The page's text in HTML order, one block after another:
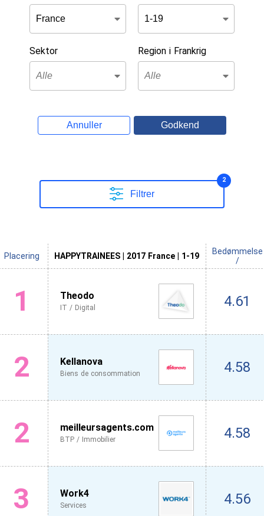
Sektor Region i Frankrig
Annuller Godkend
Filtrer
2
Placering HAPPYTRAINEES | 2017 France | 1-19
Bedømmelse
/
1 Theodo
IT / Digital 4.61
2 Kellanova
Biens de consommation 4.58
2 meilleursagents.com
BTP / Immobilier 4.58
3 Work4
Services 4.56